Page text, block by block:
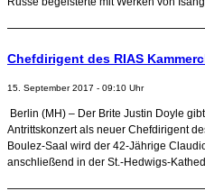
Chefdirigent des RIAS
15. September 2017 - 09:10 Uhr
Berlin (MH) – Der Brite Justin Doyle
Antrittskonzert als neuer Chefdirigent
Boulez-Saal wird der 42-Jährige
anschließend in der St.-Hedwigs-